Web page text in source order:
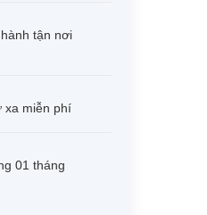
tận nơi
xa miễn phí
01 tháng